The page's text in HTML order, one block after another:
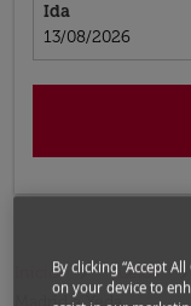
Ida
fc-booking-
13/08/2026
Inicio Vuelos
Madrid a Yeda
By clicking “Accept
on your device to